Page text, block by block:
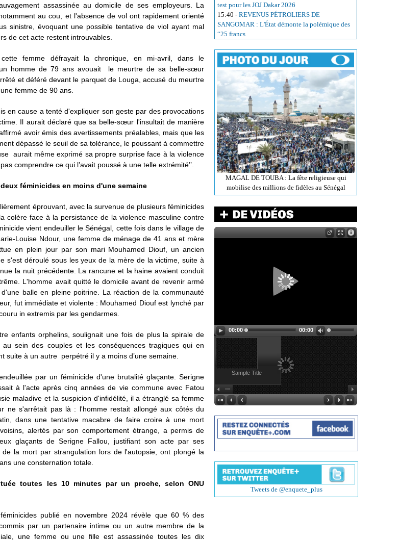
assassinée au domicile de ses employeurs. La
au cou, et l'absence de vol ont rapidement orienté
sinistre, évoquant une possible tentative de viol ayant mal
de cet acte restent introuvables.
femme défrayait la chronique, en mi-avril, dans le
homme de 79 ans avouait le meurtre de sa belle-sœur
et déféré devant le parquet de Louga, accusé du meurtre
femme de 90 ans.
en cause a tenté d'expliquer son geste par des provocations
Il aurait déclaré que sa belle-sœur l'insultait de manière
avoir émis des avertissements préalables, mais que les
dépassé le seuil de sa tolérance, le poussant à commettre
aurait même exprimé sa propre surprise face à la violence
comprendre ce qui l’avait poussé à une telle extrémité’’.
féminicides en moins d'une semaine
éprouvant, avec la survenue de plusieurs féminicides
colère face à la persistance de la violence masculine contre
vient endeuiller le Sénégal, cette fois dans le village de
Louise Ndour, une femme de ménage de 41 ans et mère
en plein jour par son mari Mouhamed Diouf, un ancien
s'est déroulé sous les yeux de la mère de la victime, suite à
la nuit précédente. La rancune et la haine avaient conduit
L'homme avait quitté le domicile avant de revenir armé
balle en pleine poitrine. La réaction de la communauté
fut immédiate et violente : Mouhamed Diouf est lynché par
in extremis par les gendarmes.
enfants orphelins, soulignait une fois de plus la spirale de
sein des couples et les conséquences tragiques qui en
suite à un autre perpétré il y a moins d’une semaine.
par un féminicide d'une brutalité glaçante. Serigne
à l'acte après cinq années de vie commune avec Fatou
maladive et la suspicion d'infidélité, il a étranglé sa femme
ne s'arrêtait pas là : l'homme restait allongé aux côtés du
dans une tentative macabre de faire croire à une mort
alertés par son comportement étrange, a permis de
glaçants de Serigne Fallou, justifiant son acte par ses
la mort par strangulation lors de l'autopsie, ont plongé la
une consternation totale.
toutes les 10 minutes par un proche, selon ONU
publié en novembre 2024 révèle que 60 % des
par un partenaire intime ou un autre membre de la
une femme ou une fille est assassinée toutes les dix
test pour les JOJ Dakar 2026
15:40 - REVENUS PÉTROLIERS DE
SANGOMAR : L'État démonte la polémique des
“25 francs
MAGAL DE TOUBA : La fête religieuse qui
mobilise des millions de fidèles au Sénégal
00:00 00:00
Sample Title
Tweets de @enquete_plus